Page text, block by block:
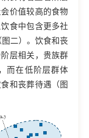
价值较高的食物
食中包含更多社
二）。饮食和丧
层相关，贵族群
而在低阶层群体
和丧葬待遇（图